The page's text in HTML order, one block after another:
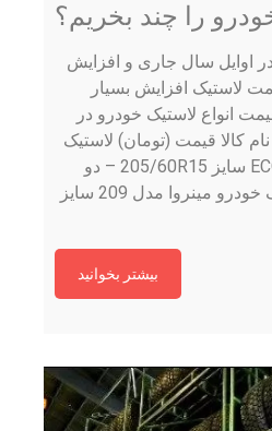
را چند بخریم؟
اوایل سال جاری و افزایش
لاستیک افزایش بسیار
انواع لاستیک خودرو در
کالا قیمت (تومان) لاستیک
خودرو هانکوک مدل ECO2 سایز 205/60R15 – دو
حلقه ۳,۵۰۰,۰۰۰ لاستیک خودرو مینروا مدل 209 سایز
بیشتر بخوانید